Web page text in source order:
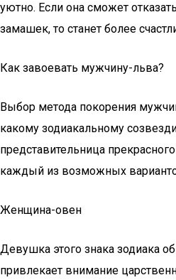
уютно. Если она сможет
замашек, то станет более
Как завоевать мужчину-льва?
Выбор метода покорения
какому зодиакальному
представительница
каждый из возможных
Женщина-овен
Девушка этого знака зодиака
привлекает внимание